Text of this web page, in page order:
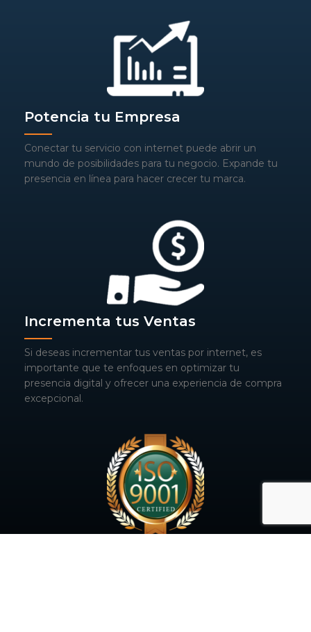
Potencia tu Empresa
Conectar tu servicio con internet puede abrir un
mundo de posibilidades para tu negocio. Expande tu
presencia en línea para hacer crecer tu marca.
Incrementa tus Ventas
Si deseas incrementar tus ventas por internet, es
importante que te enfoques en optimizar tu
presencia digital y ofrecer una experiencia de compra
excepcional.